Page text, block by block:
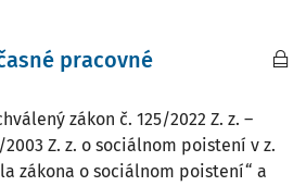
pracovné
zákon č. 125/2022 Z. z. –
Z. z. o sociálnom poistení v z.
zákona o sociálnom poistení“ a